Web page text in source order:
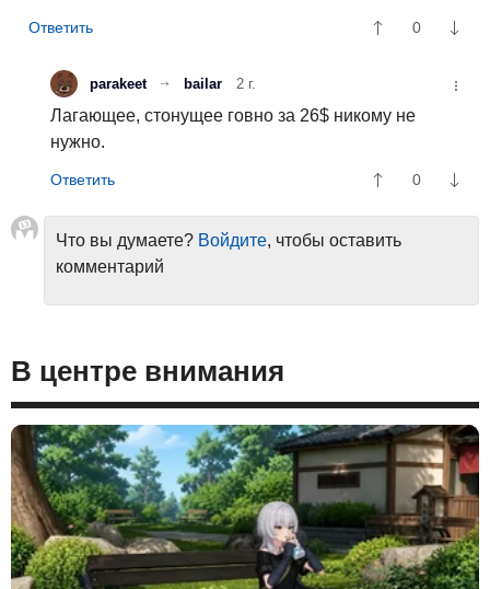
0
parakeet bailar 2 г.
Лагающее, стонущее говно за 26$ никому не
нужно.
0
Что вы думаете? Войдите, чтобы оставить
комментарий
В центре внимания